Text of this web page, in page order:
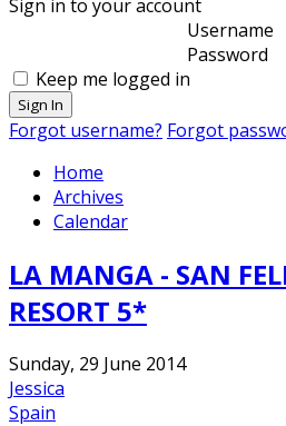
Sign in to your account
Username
Password
Keep me logged in
Sign In
Forgot username? Forgot
Home
Archives
Calendar
LA MANGA - SAN
RESORT 5*
Sunday, 29 June 2014
Jessica
Spain